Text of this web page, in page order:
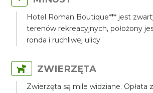
Hotel Roman Boutique*** jest
terenów rekreacyjnych, położony
ronda i ruchliwej ulicy.
ZWIERZĘTA
Zwierzęta są mile widziane. Opłata